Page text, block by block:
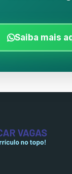
Saiba mais